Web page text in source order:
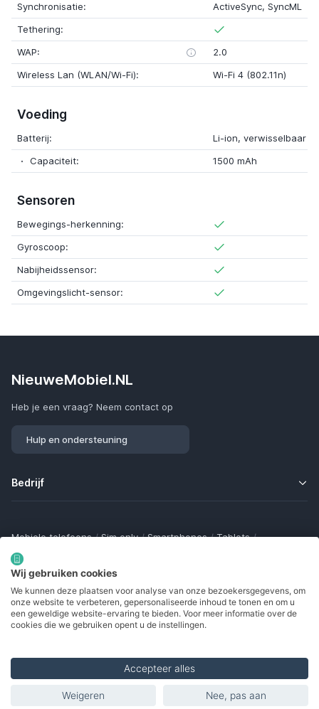
Synchronisatie:
ActiveSync, SyncML
Tethering:
WAP:
2.0
Wireless Lan (WLAN/Wi-Fi):
Wi-Fi 4 (802.11n)
Voeding
Batterij:
Li-ion, verwisselbaar
Capaciteit:
1500 mAh
Sensoren
Bewegings-herkenning:
Gyroscoop:
Nabijheidssensor:
Omgevingslicht-sensor:
NieuweMobiel.NL
Heb je een vraag? Neem contact op
Hulp en ondersteuning
Bedrijf
Mobiele telefoons / Sim only / Smartphones / Tablets /
Smartwatches
Bluetooth trackers / Opladers
Samsung Galaxy
Gamingtelefoons / Foldables / Robuuste telefoons /
Seniorentelefoons / Waterdichte telefoons / Refurbished
© 2002 - 2026. Alle rechten voorbehouden
Wij gebruiken cookies
We kunnen deze plaatsen voor analyse van onze bezoekersgegevens, om
onze website te verbeteren, gepersonaliseerde inhoud te tonen en om u
een geweldige website-ervaring te bieden. Voor meer informatie over de
cookies die we gebruiken opent u de instellingen.
Accepteer alles
Weigeren Nee, pas aan